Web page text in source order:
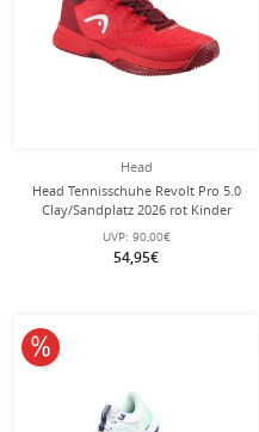
Head
Head Tennisschuhe Revolt Pro 5.0
Clay/Sandplatz 2026 rot Kinder
UVP: 90,00€
54,95€
10% reduziert